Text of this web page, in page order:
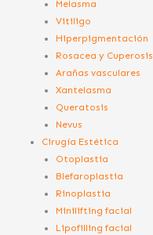
Melasma
Vitiligo
Hiperpigmentación
Rosacea y Cuperosis
Arañas vasculares
Xantelasma
Queratosis
Nevus
Cirugía Estética
Otoplastia
Blefaroplastia
Rinoplastia
Minilifting facial
Lipofilling facial